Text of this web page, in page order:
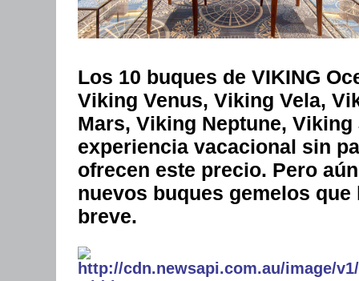
Los 10 buques de VIKING
Viking Venus, Viking Vela,
Mars, Viking Neptune,
experiencia vacacional sin
ofrecen este precio. Pero
nuevos buques gemelos
breve.